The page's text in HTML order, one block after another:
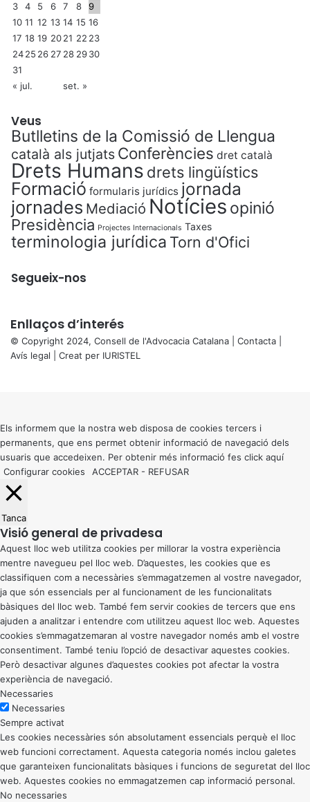
3
4 5 6 7 8
9
10 11 12 13 14 15 16
17 18 19 2021 22 23
2425 26 27 28 2930
31
« jul.
set. »
Veus
Butlletins de la Comissió de Llengua
català als jutjats Conferències dret català
Drets Humans drets lingüístics
Formació formularis jurídics jornada
jornades Mediació Notícies opinió
Presidència Projectes Internacionals Taxes
terminologia jurídica Torn d'Ofici
Segueix-nos
Enllaços d’interés
© Copyright 2024, Consell de l'Advocacia Catalana | Contacta
Avís legal | Creat per IURISTEL
button
Els informem que la nostra web disposa de cookies tercers i
permanents, que ens permet obtenir informació de navegació dels
usuaris que accedeixen. Per obtenir més informació fes click aquí
Configurar cookies
ACCEPTAR - REFUSAR
Tanca
Visió general de privadesa
Aquest lloc web utilitza cookies per millorar la vostra experiència
mentre navegueu pel lloc web. D’aquestes, les cookies que es
classifiquen com a necessàries s’emmagatzemen al vostre navegador,
ja que són essencials per al funcionament de les funcionalitats
bàsiques del lloc web. També fem servir cookies de tercers que ens
ajuden a analitzar i entendre com utilitzeu aquest lloc web. Aquestes
cookies s’emmagatzemaran al vostre navegador només amb el vostre
consentiment. També teniu l’opció de desactivar aquestes cookies.
Però desactivar algunes d’aquestes cookies pot afectar la vostra
experiència de navegació.
Necessaries
Necessaries
Sempre activat
Les cookies necessàries són absolutament essencials perquè el lloc
web funcioni correctament. Aquesta categoria només inclou galetes
que garanteixen funcionalitats bàsiques i funcions de seguretat del lloc
web. Aquestes cookies no emmagatzemen cap informació personal.
No necessaries